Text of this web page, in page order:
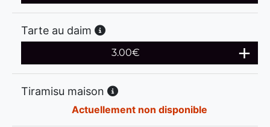
Tarte au daim
3.00€
Tiramisu maison
Actuellement non disponible